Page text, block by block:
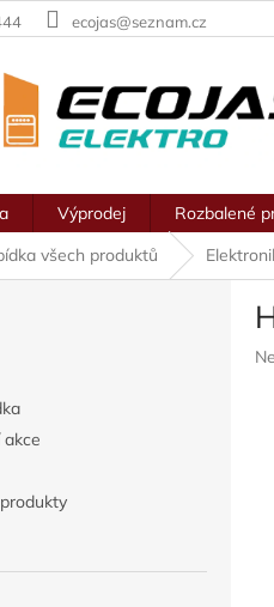
ecojas@seznam.cz
Výprodej Rozbalené
všech produktů